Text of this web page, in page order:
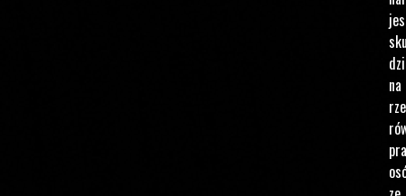
na